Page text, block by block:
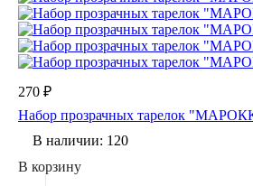
270 ₽
Набор прозрачных тарелок
В наличии: 120
В корзину